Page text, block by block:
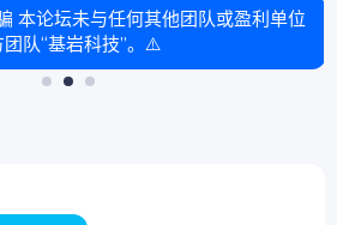
本论坛未与任何其他团队或盈利单位
队“基岩科技”。⚠️